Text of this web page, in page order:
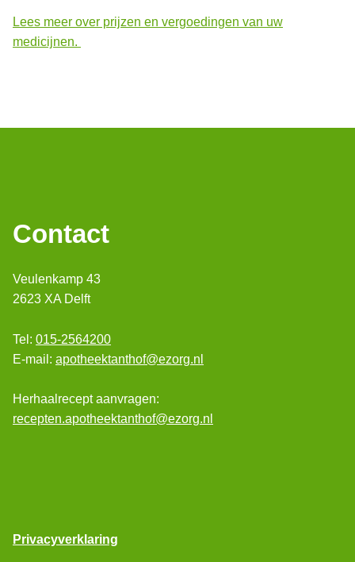
Lees meer over prijzen en vergoedingen van uw
medicijnen.
Contact
Veulenkamp 43
2623 XA Delft
Tel: 015-2564200
E-mail: apotheektanthof@ezorg.nl
Herhaalrecept aanvragen:
recepten.apotheektanthof@ezorg.nl
Privacyverklaring